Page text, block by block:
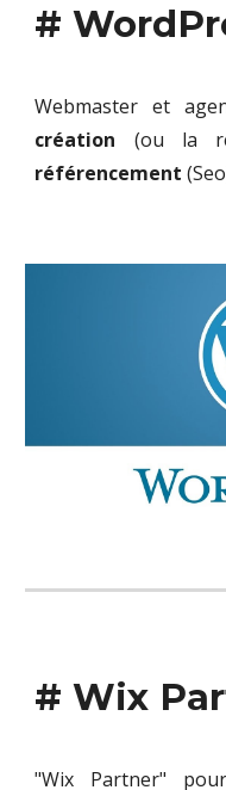
#
Webmaster et
création (ou la
référencement
# Wix
"Wix Partner"